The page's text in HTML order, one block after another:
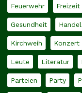
Feuerwehr Freizeit
Gesundheit Handel
Kirchweih Konzert
Leute Literatur
Parteien Party